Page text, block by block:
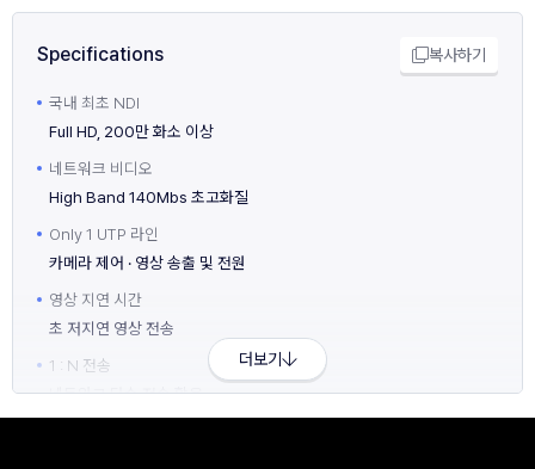
Specifications 복사하기
국내 최초 NDI
Full HD, 200만 화소 이상
네트워크 비디오
High Band 140Mbs 초고화질
Only 1 UTP 라인
카메라 제어 · 영상 송출 및 전원
영상 지연 시간
초 저지연 영상 전송
1 : N 전송
네트워크 다수 전송 활용
더보기